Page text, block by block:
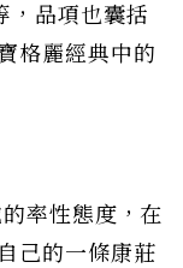
，品項也囊括
格麗經典中的
率性態度，在
己的一條康莊